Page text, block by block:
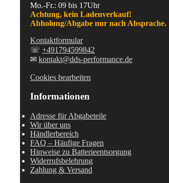
Mo.-Fr.: 09 bis 17Uhr
Achtung, kein Ladenverkauf!
Abholung/Abgabe nur nach Absprache.
Kontaktformular
☏ +491794599842
✉ kontakt@dds-performance.de
Cookies bearbeiten
Informationen
Adresse für Abgabeteile
Wir über uns
Händlerbereich
FAQ – Häufige Fragen
Hinweise zu Batterieentsorgung
Widerrufsbelehrung
Zahlung & Versand